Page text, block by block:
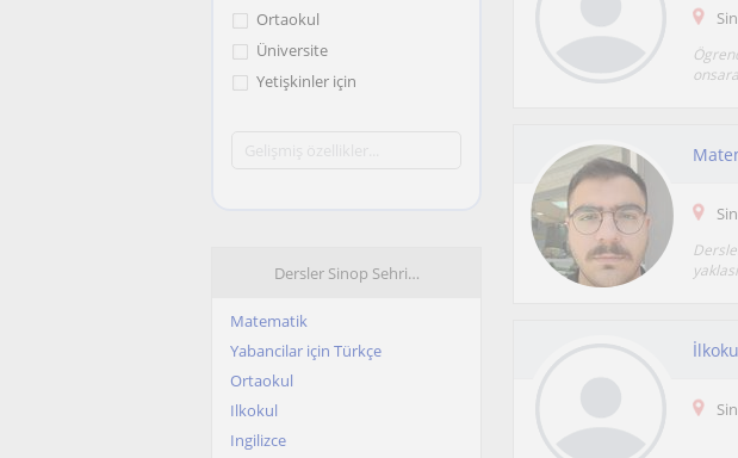
Ortaokul
Üniversite
Yetişkinler için
Dersler Sinop Sehri…
Matematik
Yabancilar için Türkçe
Ortaokul
Ilkokul
Ingilizce